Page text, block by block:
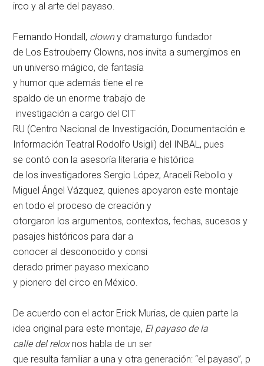
irco y al arte del payaso.
Fernando Hondall, clowny dramaturgo fundador
de Los Estrouberry Clowns, nos invita a sumergirnos en
un universo mágico, de fantasía
y humor que además tiene el re
spaldo de un enorme trabajo de
investigación a cargo del CIT
RU (Centro Nacional de Investigación, Documentación e
Información Teatral Rodolfo Usigli) del INBAL, pues
se contó con la asesoría literaria e histórica
de los investigadores Sergio López, Araceli Rebollo y
Miguel Ángel Vázquez, quienes apoyaron este montaje
en todo el proceso de creación y
otorgaron los argumentos, contextos, fechas, sucesos y
pasajes históricos para dar a
conocer al desconocido y consi
derado primer payaso mexicano
y pionero del circo en México.
De acuerdo con el actor Erick Murias, de quien parte la
idea original para este montaje, El payaso de la
calle del relox nos habla de un ser
que resulta familiar a una y otra generación: “el payaso”, p